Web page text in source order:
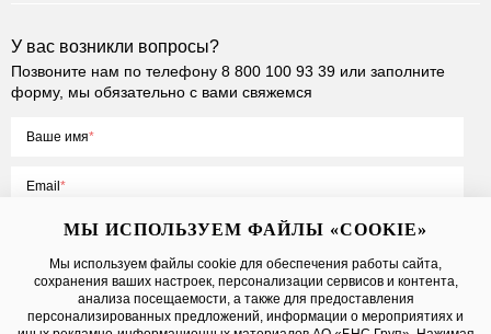
У вас возникли вопросы?
Позвоните нам по телефону 8 800 100 93 39 или заполните
форму, мы обязательно с вами свяжемся
Ваше имя
Email
Нажимая на кнопку «Отправить», вы принимаете условияПубличной
оферты, даетесогласие на обработку персональных данных
МЫ ИСПОЛЬЗУЕМ ФАЙЛЫ «COOKIE»
Мы используем файлы cookie для обеспечения работы сайта,
сохранения ваших настроек, персонализации сервисов и контента,
анализа посещаемости, а также для предоставления
персонализированных предложений, информации о мероприятиях и